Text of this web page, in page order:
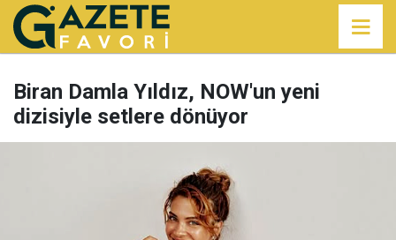
Biran Damla Yıldız, NOW'un yeni
dizisiyle setlere dönüyor